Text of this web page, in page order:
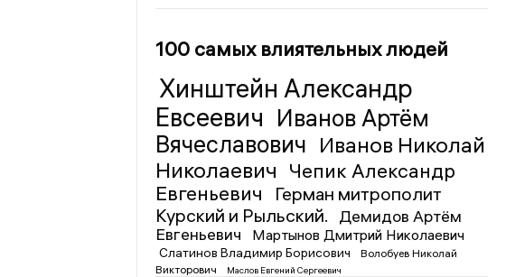
100 самых влиятельных людей
Хинштейн Александр
Евсеевич Иванов Артём
Вячеславович Иванов Николай
Николаевич Чепик Александр
Евгеньевич
Герман митрополит
Курский и Рыльский.
Демидов Артём
Евгеньевич
Мартынов Дмитрий Николаевич
Слатинов Владимир Борисович
Волобуев Николай
Викторович
Маслов Евгений Сергеевич